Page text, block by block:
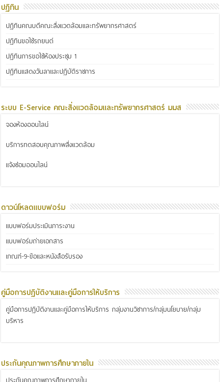
ปฏิทิน
ปฏิทินคณบดีคณะสิ่งแวดล้อมและทรัพยากรศาสตร์
ปฏิทินขอใช้รถยนต์
ปฏิทินการขอใช้ห้องประชุม 1
ปฏิทินแสดงวันลาและปฏิบัติราชการ
ระบบ E-Service คณะสิ่งแวดล้อมและทรัพยากรศาสตร์ มมส
จองห้องออนไลน์
บริการทดสอบคุณภาพสิ่งแวดล้อม
แจ้งซ่อมออนไลน์
ดาวน์โหลดแบบฟอร์ม
แบบฟอร์มประเมินภาระงาน
แบบฟอร์มถ่ายเอกสาร
เกณฑ์-9-ข้อและหนังสือรับรอง
คู่มือการปฏิบัติงานและคู่มือการให้บริการ
คู่มือการปฏิบัติงานและคู่มือการให้บริการ กลุ่มงานวิชาการ/กลุ่มนโยบาย/กลุ่ม
บริหาร
ประกันคุณภาพการศึกษาภายใน